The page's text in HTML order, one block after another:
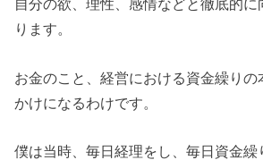
自分の欲、理性、感情などと徹底的
ります。
お金のこと、経営における資金繰りの
かけになるわけです。
僕は当時、毎日経理をし、毎日資金繰